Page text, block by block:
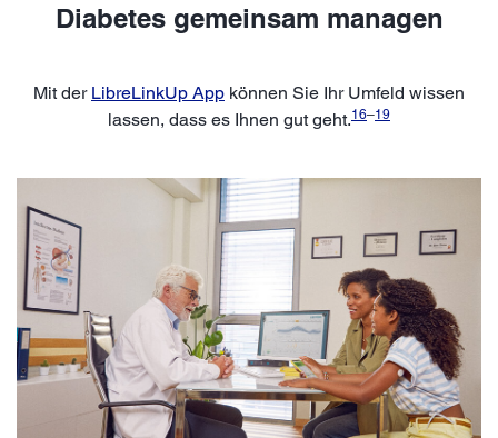
Diabetes gemeinsam managen
Mit der LibreLinkUp App können Sie Ihr Umfeld wissen
lassen, dass es Ihnen gut geht.16–19